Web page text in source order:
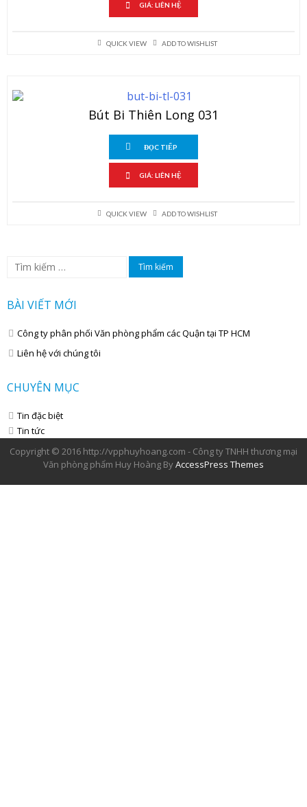
GIÁ: LIÊN HỆ
QUICK VIEW ADD TO WISHLIST
Bút Bi Thiên Long 031
ĐỌC TIẾP
GIÁ: LIÊN HỆ
QUICK VIEW ADD TO WISHLIST
Tìm
kiếm
BÀI VIẾT MỚI
Công ty phân phối Văn phòng phẩm các Quận tại TP HCM
Liên hệ với chúng tôi
CHUYÊN MỤC
Tin đặc biệt
Tin tức
Copyright © 2016 http://vpphuyhoang.com - Công ty TNHH thương mại
Văn phòng phẩm Huy Hoàng ByAccessPress Themes